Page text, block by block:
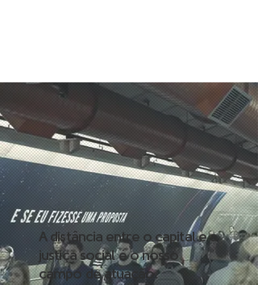
A distância entre o capital e a
justiça social é o nosso
campo de atuação.